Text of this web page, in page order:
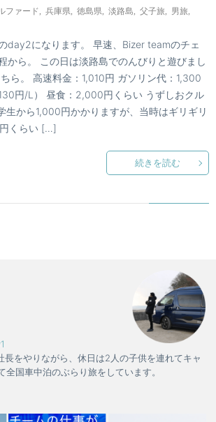
ファード 兵庫県 徳島県 淡路島 父子旅 男旅
day2になります。 早速、Bizer teamのチェ
から。 この日は淡路島でのんびりと遊びまし
ら。 高速料金：1,010円 ガソリン代：1,300
円/L） 昼食：2,000円くらい うずしおクル
から1,000円かかりますが、当時はギリギリ
くらい […]
続きを読む
長をやりながら、休日は2人の子供を連れてキャ
全国車中泊のぶらり旅をしています。